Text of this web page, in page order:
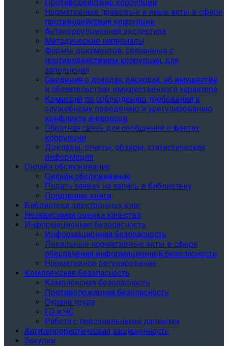
Противодействие коррупции
Нормативные правовые и иные акты в сфере
противодействия коррупции
Антикоррупционная экспертиза
Методические материалы
Формы документов, связанные с
противодействием коррупции, для
заполнения
Сведения о доходах, расходах, об имуществе
и обязательствах имущественного характера
Комиссия по соблюдению требований к
служебному поведению и урегулированию
конфликта интересов
Обратная связь для сообщений о фактах
коррупции
Доклады, отчеты, обзоры, статистическая
информация
Онлайн обслуживание
Онлайн обслуживание
Подать заявку на запись в библиотеку
Продление книги
Библиотека электронных книг
Независимая оценка качества
Информационная безопасность
Информационная безопасность
Локальные нормативные акты в сфере
обеспечения информационной безопасности
Нормативное регулирование
Комплексная безопасность
Комплексная безопасность
Противопожарная безопасность
Охрана труда
ГО и ЧС
Работа с персональными данными
Антитеррористическая защищенность
Закупки